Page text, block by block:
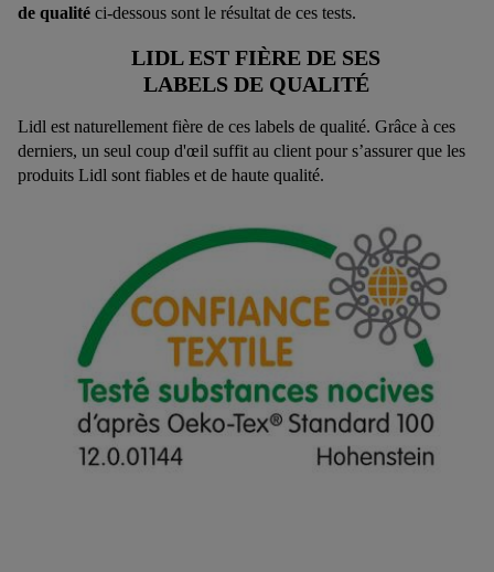
de qualité ci-dessous sont le résultat de ces tests.
LIDL EST FIÈRE DE SES
LABELS DE QUALITÉ
Lidl est naturellement fière de ces labels de qualité. Grâce à ces
derniers, un seul coup d'œil suffit au client pour s’assurer que les
produits Lidl sont fiables et de haute qualité.